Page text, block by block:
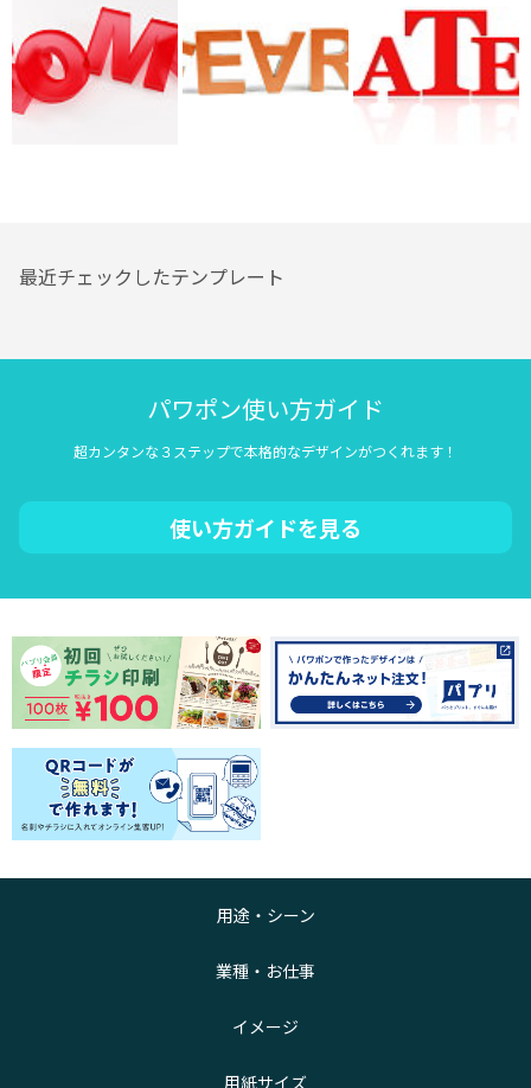
最近チェックしたテンプレート
パワポン使い方ガイド
超カンタンな３ステップで本格的なデザインがつくれます！
使い方ガイドを見る
用途・シーン
業種・お仕事
イメージ
用紙サイズ